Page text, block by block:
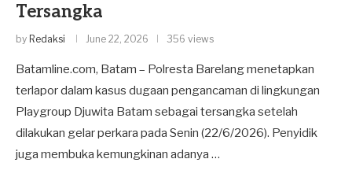
Tersangka
by Redaksi June 22, 2026 356 views
Batamline.com, Batam – Polresta Barelang menetapkan
terlapor dalam kasus dugaan pengancaman di lingkungan
Playgroup Djuwita Batam sebagai tersangka setelah
dilakukan gelar perkara pada Senin (22/6/2026). Penyidik
juga membuka kemungkinan adanya …